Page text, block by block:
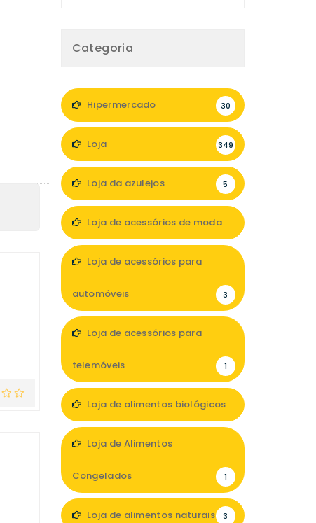
Categoria
Hipermercado 30
Loja 349
Loja da azulejos 5
Loja de acessórios de moda
Loja de acessórios para
automóveis 3
Loja de acessórios para
telemóveis 1
Loja de alimentos biológicos
Loja de Alimentos
Congelados 1
Loja de alimentos naturais 3